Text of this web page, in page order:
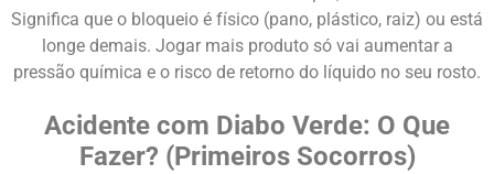
Significa que o bloqueio é físico (pano, plástico, raiz) ou está
longe demais. Jogar mais produto só vai aumentar a
pressão química e o risco de retorno do líquido no seu rosto.
Acidente com Diabo Verde: O Que
Fazer? (Primeiros Socorros)